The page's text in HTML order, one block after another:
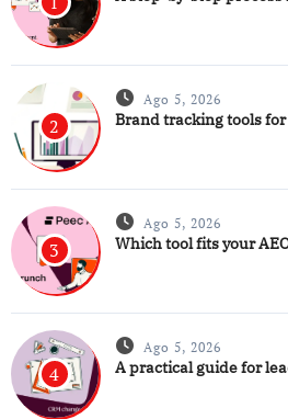
2
Ago 5, 2026
Brand tracking tools
3
Ago 5, 2026
Which tool fits your
4
Ago 5, 2026
A practical guide for